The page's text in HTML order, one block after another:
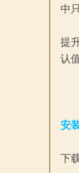
中
提
认
安
下